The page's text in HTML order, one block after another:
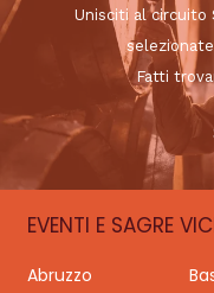
Unisciti al circuito
Fatti
EVENTI E SAGRE
Abruzzo